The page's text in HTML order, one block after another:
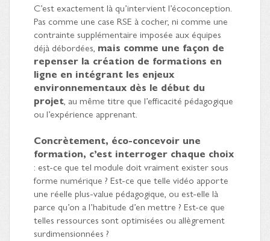
C’est exactement là qu’intervient l’écoconception.
Pas comme une case RSE à cocher, ni comme une
contrainte supplémentaire imposée aux équipes
déjà débordées, mais comme une façon de
repenser la création de formations en
ligne en intégrant les enjeux
environnementaux dès le début du
projet, au même titre que l’efficacité pédagogique
ou l’expérience apprenant.
Concrètement, éco-concevoir une
formation, c’est interroger chaque choix
: est-ce que tel module doit vraiment exister sous
forme numérique ? Est-ce que telle vidéo apporte
une réelle plus-value pédagogique, ou est-elle là
parce qu’on a l’habitude d’en mettre ? Est-ce que
telles ressources sont optimisées ou allègrement
surdimensionnées ?